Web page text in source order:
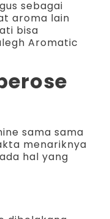
sebagai
aroma lain
bisa
Aromatic
sama sama
menariknya
hal yang